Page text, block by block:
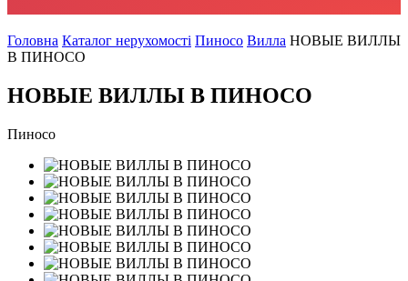
Головна Каталог нерухомості Пиносо Вилла НОВЫЕ ВИЛЛЫ
В ПИНОСО
НОВЫЕ ВИЛЛЫ В ПИНОСО
Пиносо